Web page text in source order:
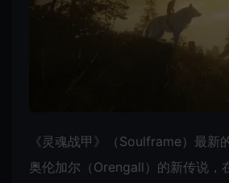
《灵魂战甲》（Soulframe）最新
奥伦加尔（Orengall）的新传说，